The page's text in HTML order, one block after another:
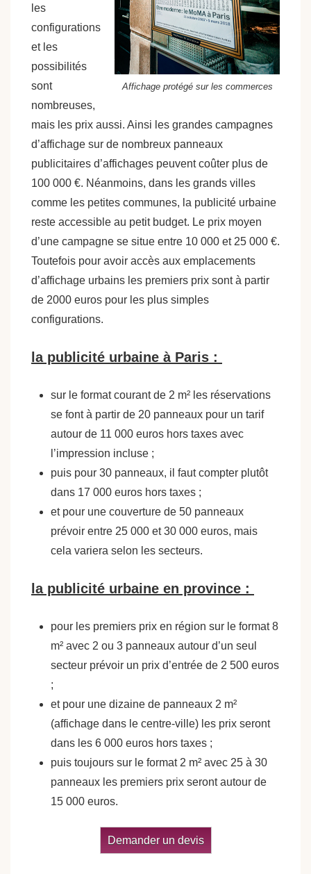
Affichage protégé sur les commerces
les
configurations
et les
possibilités
sont
nombreuses,
mais les prix aussi. Ainsi les grandes campagnes
d’affichage sur de nombreux panneaux
publicitaires d’affichages peuvent coûter plus de
100 000 €. Néanmoins, dans les grands villes
comme les petites communes, la publicité urbaine
reste accessible au petit budget. Le prix moyen
d’une campagne se situe entre 10 000 et 25 000 €.
Toutefois pour avoir accès aux emplacements
d’affichage urbains les premiers prix sont à partir
de 2000 euros pour les plus simples
configurations.
la publicité urbaine à Paris :
sur le format courant de 2 m² les réservations
se font à partir de 20 panneaux pour un tarif
autour de 11 000 euros hors taxes avec
l’impression incluse ;
puis pour 30 panneaux, il faut compter plutôt
dans 17 000 euros hors taxes ;
et pour une couverture de 50 panneaux
prévoir entre 25 000 et 30 000 euros, mais
cela variera selon les secteurs.
la publicité urbaine en province :
pour les premiers prix en région sur le format 8
m² avec 2 ou 3 panneaux autour d’un seul
secteur prévoir un prix d’entrée de 2 500 euros
;
et pour une dizaine de panneaux 2 m²
(affichage dans le centre-ville) les prix seront
dans les 6 000 euros hors taxes ;
puis toujours sur le format 2 m² avec 25 à 30
panneaux les premiers prix seront autour de
15 000 euros.
Demander un devis